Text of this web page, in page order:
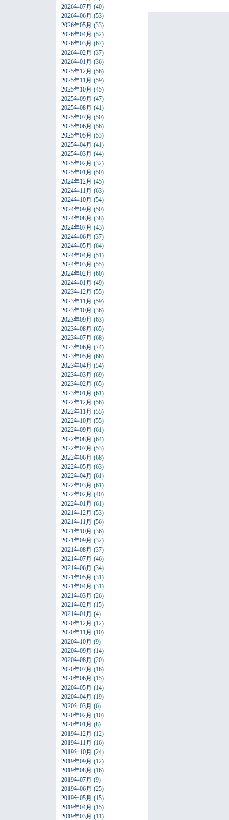
2026年07月 (40)
2026年06月 (53)
2026年05月 (33)
2026年04月 (52)
2026年03月 (67)
2026年02月 (37)
2026年01月 (36)
2025年12月 (56)
2025年11月 (59)
2025年10月 (45)
2025年09月 (47)
2025年08月 (41)
2025年07月 (50)
2025年06月 (56)
2025年05月 (53)
2025年04月 (41)
2025年03月 (44)
2025年02月 (32)
2025年01月 (50)
2024年12月 (45)
2024年11月 (63)
2024年10月 (54)
2024年09月 (50)
2024年08月 (38)
2024年07月 (43)
2024年06月 (37)
2024年05月 (64)
2024年04月 (51)
2024年03月 (55)
2024年02月 (60)
2024年01月 (49)
2023年12月 (55)
2023年11月 (59)
2023年10月 (36)
2023年09月 (63)
2023年08月 (65)
2023年07月 (68)
2023年06月 (74)
2023年05月 (66)
2023年04月 (54)
2023年03月 (69)
2023年02月 (65)
2023年01月 (61)
2022年12月 (56)
2022年11月 (55)
2022年10月 (55)
2022年09月 (61)
2022年08月 (64)
2022年07月 (53)
2022年06月 (68)
2022年05月 (63)
2022年04月 (61)
2022年03月 (61)
2022年02月 (40)
2022年01月 (61)
2021年12月 (53)
2021年11月 (56)
2021年10月 (36)
2021年09月 (32)
2021年08月 (37)
2021年07月 (46)
2021年06月 (34)
2021年05月 (31)
2021年04月 (31)
2021年03月 (26)
2021年02月 (15)
2021年01月 (4)
2020年12月 (12)
2020年11月 (10)
2020年10月 (9)
2020年09月 (14)
2020年08月 (20)
2020年07月 (16)
2020年06月 (15)
2020年05月 (14)
2020年04月 (19)
2020年03月 (6)
2020年02月 (10)
2020年01月 (8)
2019年12月 (12)
2019年11月 (16)
2019年10月 (24)
2019年09月 (12)
2019年08月 (16)
2019年07月 (9)
2019年06月 (25)
2019年05月 (15)
2019年04月 (15)
2019年03月 (11)